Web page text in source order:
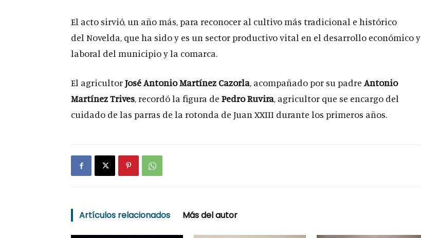
El acto sirvió, un año más, para reconocer al cultivo más tradicional e histórico
del Novelda, que ha sido y es un sector productivo vital en el desarrollo económico y
laboral del municipio y la comarca.
El agricultorJosé Antonio Martínez Cazorla, acompañado por su padre Antonio
Martínez Trives, recordó la figura de Pedro Ruvira, agricultor que se encargo del
cuidado de las parras de la rotonda de Juan XXIII durante los primeros años.
Artículos relacionados Más del autor